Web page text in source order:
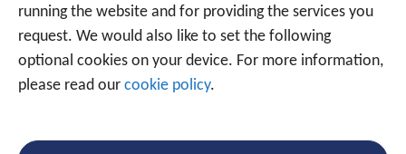
running the website and for providing the services you
request. We would also like to set the following
optional cookies on your device. For more information,
please read our cookie policy.
BEZOEK DE WEBSITE